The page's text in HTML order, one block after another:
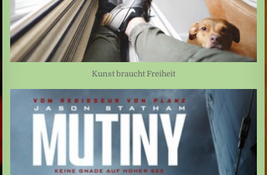
Kunst braucht Freiheit